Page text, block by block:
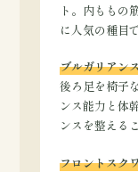
ト。内ももの
に人気の種目
ブルガリアン
後ろ足を椅子
ンス能力と体
ンスを整える
フロントスク